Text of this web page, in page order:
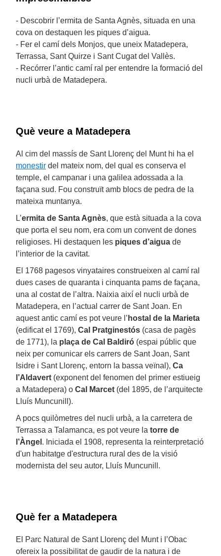
- Descobrir l’ermita de Santa Agnès, situada en una
cova on destaquen les piques d’aigua.
- Fer el camí dels Monjos, que uneix Matadepera,
Terrassa, Sant Quirze i Sant Cugat del Vallès.
- Recórrer l’antic camí ral per entendre la formació del
nucli urbà de Matadepera.
Què veure a Matadepera
Al cim del massís de Sant Llorenç del Munt hi ha el
monestir del mateix nom, del qual es conserva el
temple, el campanar i una galilea adossada a la
façana sud. Fou construït amb blocs de pedra de la
mateixa muntanya.
L’ermita de Santa Agnès, que està situada a la cova
que porta el seu nom, era com un convent de dones
religioses. Hi destaquen les piques d’aigua de
l’interior de la cavitat.
El 1768 pagesos vinyataires construeixen al camí ral
dues cases de quaranta i cinquanta pams de façana,
una al costat de l’altra. Naixia així el nucli urbà de
Matadepera, en l’actual carrer de Sant Joan. En
aquest antic camí es pot veure l’ hostal de la Marieta
(edificat el 1769), Cal Pratginestós (casa de pagès
de 1771), la plaça de Cal Baldiró (espai públic que
neix per comunicar els carrers de Sant Joan, Sant
Isidre i Sant Llorenç, entorn la bassa veïnal), Ca
l’Aldavert (exponent del fenomen del primer estiueig
a Matadepera) o Cal Marcet (del 1895, de l’arquitecte
Lluís Muncunill).
A pocs quilòmetres del nucli urbà, a la carretera de
Terrassa a Talamanca, es pot veure la torre de
l’Àngel . Iniciada el 1908, representa la reinterpretació
d'un habitatge d'estructura rural des de la visió
modernista del seu autor, Lluís Muncunill.
Què fer a Matadepera
El Parc Natural de Sant Llorenç del Munt i l’Obac
ofereix la possibilitat de gaudir de la natura i de